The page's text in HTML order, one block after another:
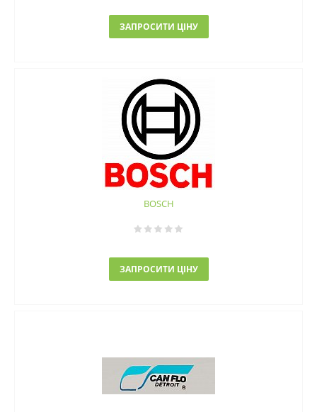
ЗАПРОСИТИ ЦІНУ
BOSCH
ЗАПРОСИТИ ЦІНУ